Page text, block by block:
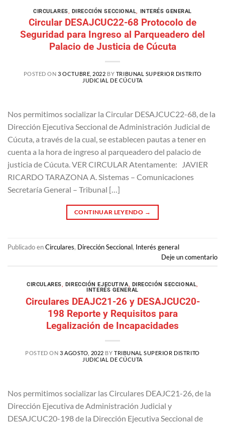
CIRCULARES, DIRECCIÓN SECCIONAL, INTERÉS GENERAL
Circular DESAJCUC22-68 Protocolo de
Seguridad para Ingreso al Parqueadero del
Palacio de Justicia de Cúcuta
POSTED ON3 OCTUBRE, 2022 BY TRIBUNAL SUPERIOR DISTRITO
JUDICIAL DE CÚCUTA
Nos permitimos socializar la Circular DESAJCUC22-68, de la
Dirección Ejecutiva Seccional de Administración Judicial de
Cúcuta, a través de la cual, se establecen pautas a tener en
cuenta a la hora de ingreso al parqueadero del palacio de
justicia de Cúcuta. VER CIRCULAR Atentamente: JAVIER
RICARDO TARAZONA A. Sistemas – Comunicaciones
Secretaría General – Tribunal […]
CONTINUAR LEYENDO →
Publicado enCirculares, Dirección Seccional, Interés general
Deje un comentario
CIRCULARES, DIRECCIÓN EJECUTIVA, DIRECCIÓN SECCIONAL,
INTERÉS GENERAL
Circulares DEAJC21-26 y DESAJCUC20-
198 Reporte y Requisitos para
Legalización de Incapacidades
POSTED ON 3 AGOSTO, 2022 BYTRIBUNAL SUPERIOR DISTRITO
JUDICIAL DE CÚCUTA
Nos permitimos socializar las Circulares DEAJC21-26, de la
Dirección Ejecutiva de Administración Judicial y
DESAJCUC20-198 de la Dirección Ejecutiva Seccional de